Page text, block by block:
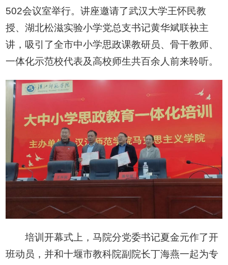
502会议室举行。讲座邀请了武汉大学王怀民教
授、湖北松滋实验小学党总支书记黄华斌联袂主
讲，吸引了全市中小学思政课教研员、骨干教师、
一体化示范校代表及高校师生共百余人前来聆听。
培训开幕式上，马院分党委书记夏金元作了开
班动员，并和十堰市教科院副院长丁海燕一起为专